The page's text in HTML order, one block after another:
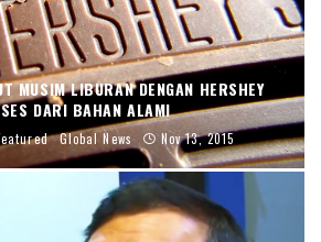
MUSIM LIBURAN DENGAN HERSHEY
DARI BAHAN ALAMI
Global News Nov 13, 2015